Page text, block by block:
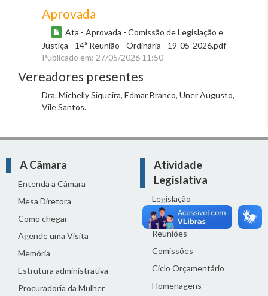
Aprovada
Ata - Aprovada - Comissão de Legislação e
Justiça - 14ª Reunião - Ordinária - 19-05-2026.pdf
Publicado em: 27/05/2026 11:50
Vereadores presentes
Dra. Michelly Siqueira, Edmar Branco, Uner Augusto,
Vile Santos.
A Câmara
Entenda a Câmara
Mesa Diretora
Como chegar
Agende uma Visita
Memória
Estrutura administrativa
Procuradoria da Mulher
Atividade
Legislativa
Legislação
Proposições
Reuniões
Comissões
Ciclo Orçamentário
Homenagens